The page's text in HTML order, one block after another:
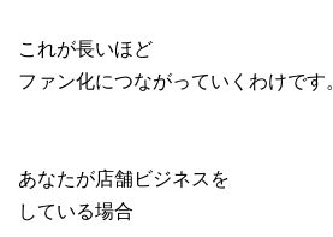
これが長いほど
ファン化につながっていくわけです。
あなたが店舗ビジネスを
している場合